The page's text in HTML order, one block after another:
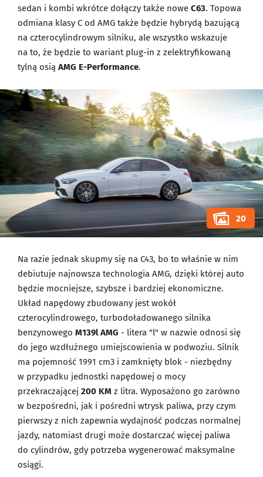
sedan i kombi wkrótce dołączy także nowe C63. Topowa
odmiana klasy C od AMG także będzie hybrydą bazującą
na czterocylindrowym silniku, ale wszystko wskazuje
na to, że będzie to wariant plug-in z zelektryfikowaną
tylną osią AMG E-Performance.
20
Na razie jednak skupmy się na C43, bo to właśnie w nim
debiutuje najnowsza technologia AMG, dzięki której auto
będzie mocniejsze, szybsze i bardziej ekonomiczne.
Układ napędowy zbudowany jest wokół
czterocylindrowego, turbodoładowanego silnika
benzynowego M139l AMG - litera "l" w nazwie odnosi się
do jego wzdłużnego umiejscowienia w podwoziu. Silnik
ma pojemność 1991 cm3 i zamknięty blok - niezbędny
w przypadku jednostki napędowej o mocy
przekraczającej 200 KM z litra. Wyposażono go zarówno
w bezpośredni, jak i pośredni wtrysk paliwa, przy czym
pierwszy z nich zapewnia wydajność podczas normalnej
jazdy, natomiast drugi może dostarczać więcej paliwa
do cylindrów, gdy potrzeba wygenerować maksymalne
osiągi.